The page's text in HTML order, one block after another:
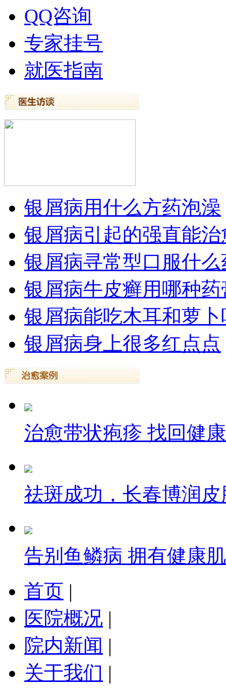
QQ咨询
专家挂号
就医指南
银屑病用什么方药泡澡
银屑病引起的强直能治
银屑病寻常型口服什么
银屑病牛皮癣用哪种
银屑病能吃木耳和萝卜
银屑病身上很多红点点
治愈带状疱疹 找回健康
祛斑成功，长春博润
告别鱼鳞病 拥有健康
首页 |
医院概况 |
院内新闻 |
关于我们 |